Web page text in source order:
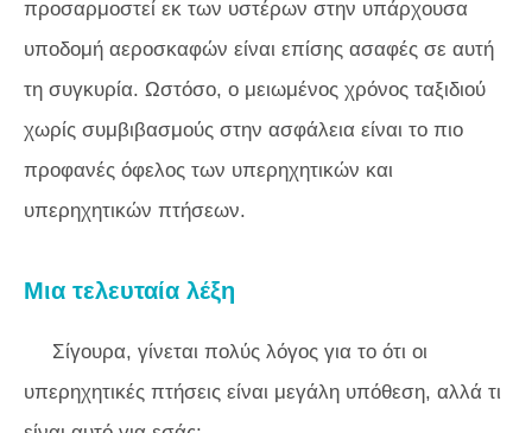
προσαρμοστεί εκ των υστέρων στην υπάρχουσα
υποδομή αεροσκαφών είναι επίσης ασαφές σε αυτή
τη συγκυρία. Ωστόσο, ο μειωμένος χρόνος ταξιδιού
χωρίς συμβιβασμούς στην ασφάλεια είναι το πιο
προφανές όφελος των υπερηχητικών και
υπερηχητικών πτήσεων.
Μια τελευταία λέξη
Σίγουρα, γίνεται πολύς λόγος για το ότι οι
υπερηχητικές πτήσεις είναι μεγάλη υπόθεση, αλλά τι